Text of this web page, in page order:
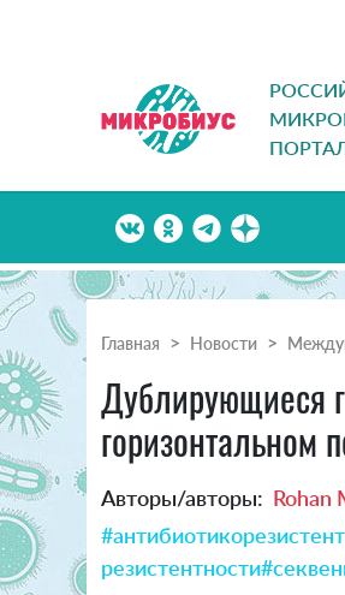
Главная Новости
Дублирующиеся
горизонтальном
Авторы/авторы: Rohan
резистентности